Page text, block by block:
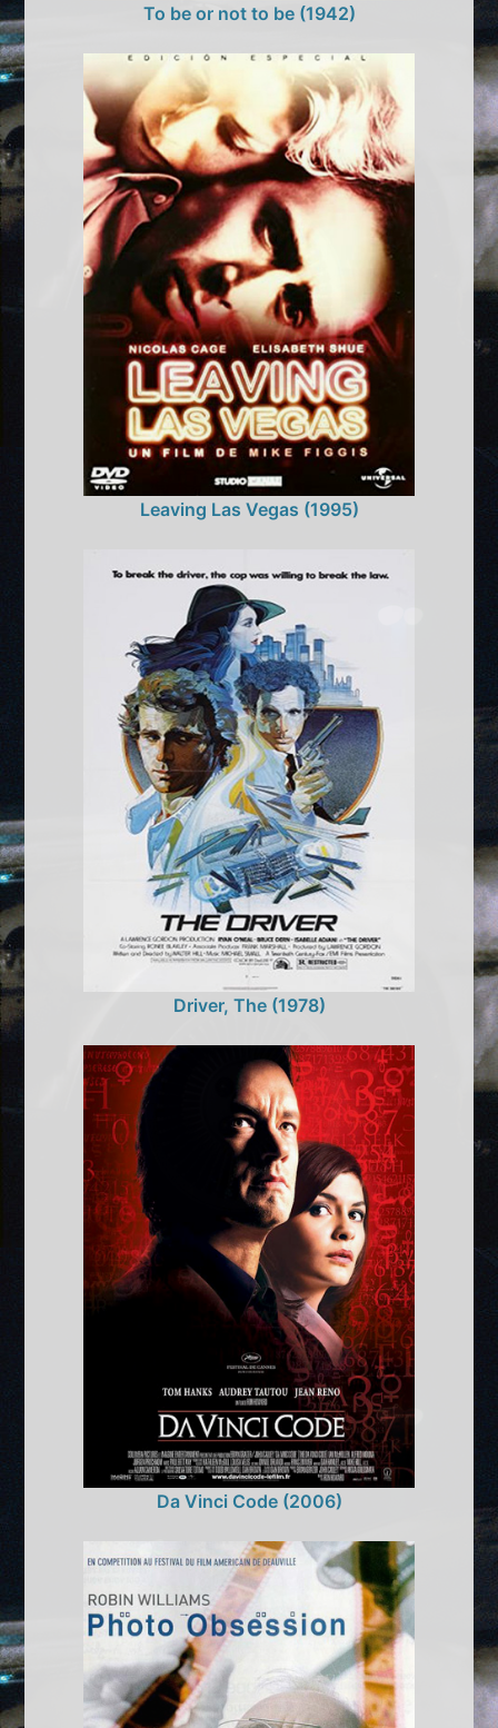
To be or not to be (1942)
Leaving Las Vegas (1995)
Driver, The (1978)
Da Vinci Code (2006)